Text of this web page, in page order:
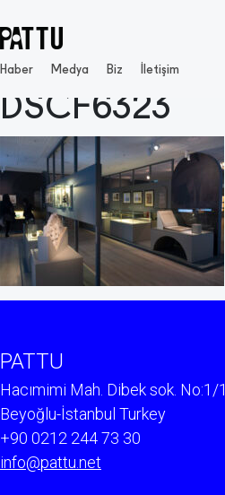
Haber Medya Biz İletişim
DSCF6323
PATTU
Hacımimi Mah. Dibek sok. No:1/1
Beyoğlu-İstanbul Turkey
+90 0212 244 73 30
info@pattu.net